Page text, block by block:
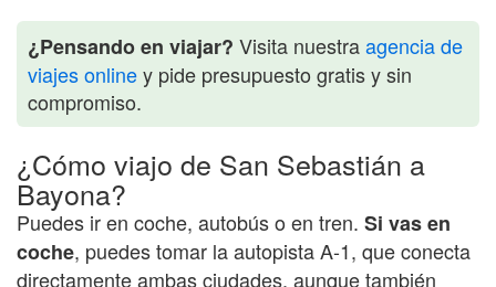
¿Pensando en viajar? Visita nuestraagencia de
viajes onliney pide presupuesto gratis y sin
compromiso.
¿Cómo viajo de San Sebastián a
Bayona?
Puedes ir en coche, autobús o en tren. Si vas en
coche, puedes tomar la autopista A-1, que conecta
directamente ambas ciudades, aunque también